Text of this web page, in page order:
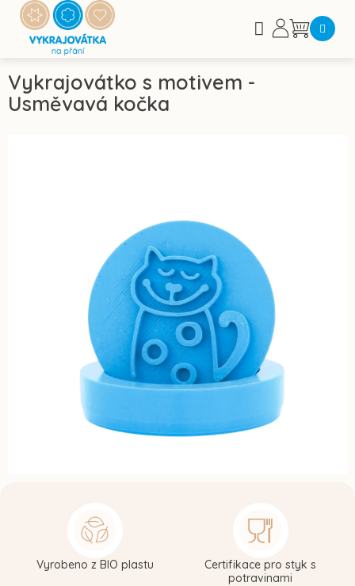
Přejít
obsah
Nákupní
Vykrajovátko s motivem -
Usměvavá kočka
Vyrobeno z BIO plastu
Certifikace pro styk s
potravinami